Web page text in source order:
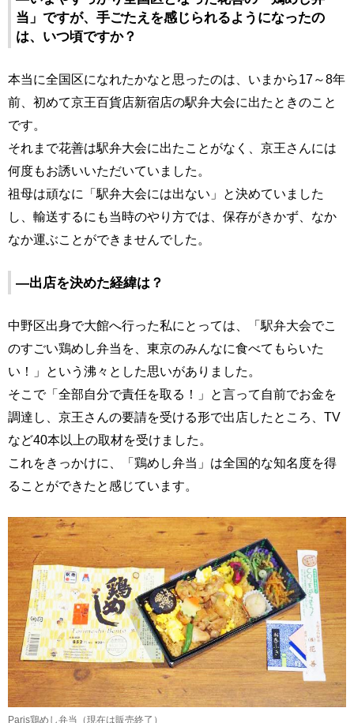
当」ですが、手ごたえを感じられるようになったの
は、いつ頃ですか？
本当に全国区になれたかなと思ったのは、いまから17～8年
前、初めて京王百貨店新宿店の駅弁大会に出たときのこと
です。
それまで花善は駅弁大会に出たことがなく、京王さんには
何度もお誘いいただいていました。
祖母は頑なに「駅弁大会には出ない」と決めていました
し、輸送するにも当時のやり方では、保存がきかず、なか
なか運ぶことができませんでした。
―出店を決めた経緯は？
中野区出身で大館へ行った私にとっては、「駅弁大会でこ
のすごい鶏めし弁当を、東京のみんなに食べてもらいた
い！」という沸々とした思いがありました。
そこで「全部自分で責任を取る！」と言って自前でお金を
調達し、京王さんの要請を受ける形で出店したところ、TV
など40本以上の取材を受けました。
これをきっかけに、「鶏めし弁当」は全国的な知名度を得
ることができたと感じています。
Paris鶏めし弁当（現在は販売終了）